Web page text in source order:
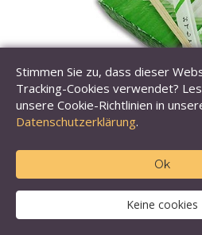
Sushi-Stäbchen, Einweg,
Inhalt: 100
Stimmen Sie zu, dass dieser
Tracking-Cookies verwendet?
unsere Cookie-Richtlinien in
Datenschutzerklärung.
Ok
Keine cookies